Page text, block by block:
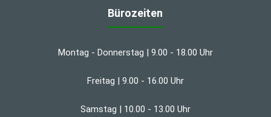
Bürozeiten
Montag - Donnerstag | 9.00 - 18.00 Uhr
Freitag | 9.00 - 16.00 Uhr
Samstag | 10.00 - 13.00 Uhr